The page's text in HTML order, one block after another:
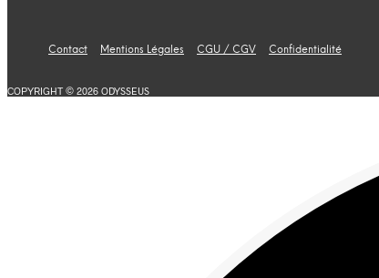
Contact Mentions Légales CGU / CGV Confidentialité
COPYRIGHT © 2026 ODYSSEUS